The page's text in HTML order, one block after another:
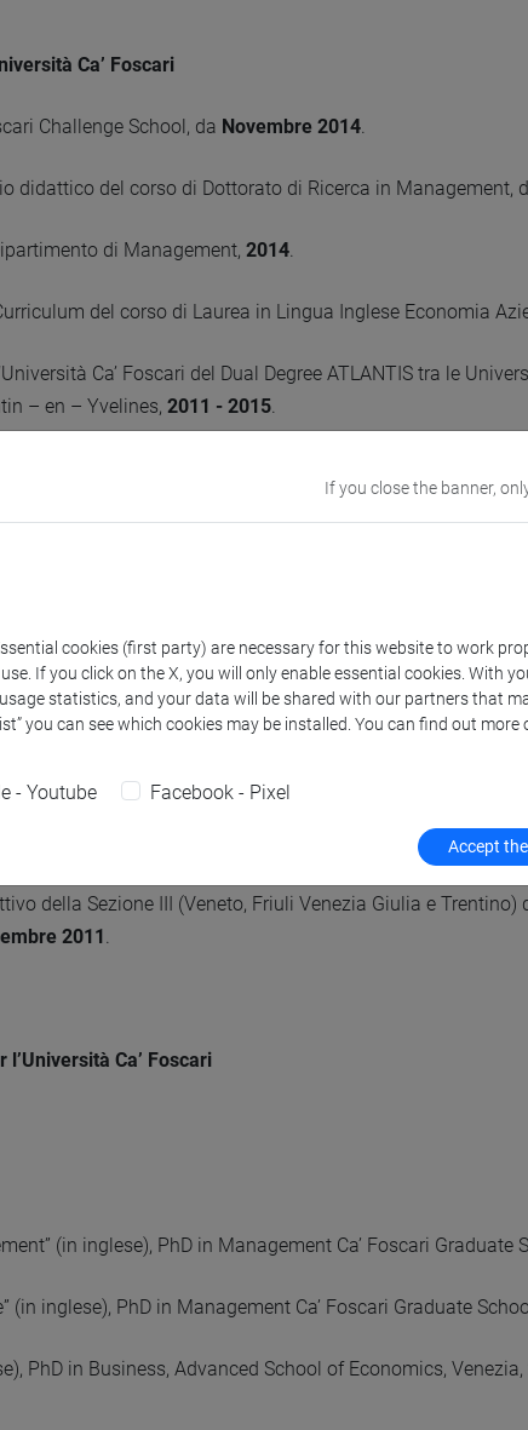
Ca’ Foscari
Challenge School, da Novembre 2014.
didattico del corso di Dottorato di Ricerca in Management,
di Management, 2014.
del corso di Laurea in Lingua Inglese Economia
Ca’ Foscari del Dual Degree ATLANTIS tra le
– en – Yvelines, 2011 - 2015.
didattico del corso di Dottorato di Ricerca in Business
Tecnico Scientifico del CUOA (Consorzio Universitario di
Esaminatrice della sede di Venezia dell’Esame
della Sezione III (Veneto, Friuli Venezia Giulia e Trentino)
2011 .
Ca’ Foscari
(in inglese), PhD in Management Ca’ Foscari Graduate
(in inglese), PhD in Management Ca’ Foscari Graduate
PhD in Business, Advanced School of Economics, Venezia,
If you close the banner,
cookies (first party) are necessary for this website to work
If you click on the X, you will only enable essential cookies. With
statistics, and your data will be shared with our partners that
you can see which cookies may be installed. You can find out more
- Youtube Facebook - Pixel
Accept